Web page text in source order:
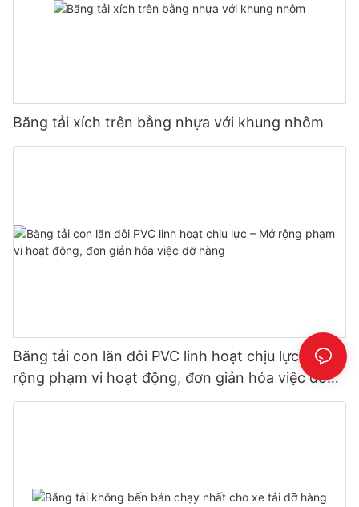
Băng tải xích trên bằng nhựa với khung nhôm
Băng tải con lăn đôi PVC linh hoạt chịu lực – Mở
rộng phạm vi hoạt động, đơn giản hóa việc dỡ
hàng